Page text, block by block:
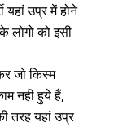
उप्र में होने
लोगो को इसी
जो किस्म
नही हुये हैं,
तरह यहां उप्र